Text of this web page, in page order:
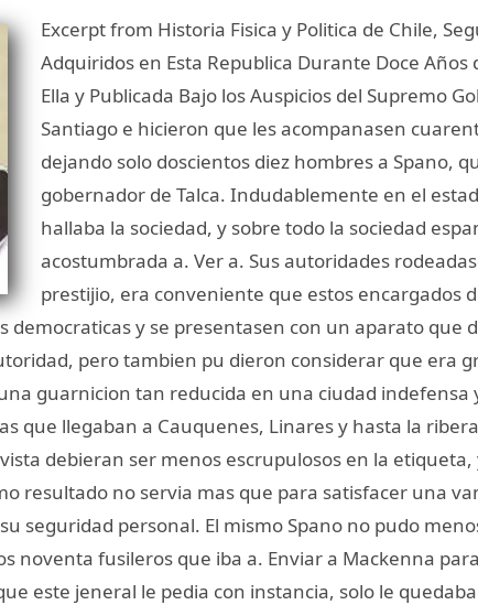
Excerpt from Historia Fisica y Politica de Chile,
Adquiridos en Esta Republica Durante Doce Años
Ella y Publicada Bajo los Auspicios del Supremo
Santiago e hicieron que les acompanasen
dejando solo doscientos diez hombres a Spano,
gobernador de Talca. Indudablemente en el
hallaba la sociedad, y sobre todo la sociedad
acostumbrada a. Ver a. Sus autoridades
prestijio, era conveniente que estos encargados
democraticas y se presentasen con un aparato que
pero tambien pu dieron considerar que era
guarnicion tan reducida en una ciudad indefensa
que llegaban a Cauquenes, Linares y hasta la
debieran ser menos escrupulosos en la
resultado no servia mas que para satisfacer una
seguridad personal. El mismo Spano no pudo
noventa fusileros que iba a. Enviar a Mackenna
este jeneral le pedia con instancia, solo le